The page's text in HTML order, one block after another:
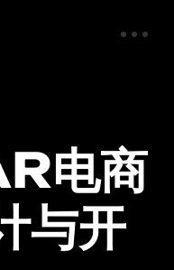
电商
与开